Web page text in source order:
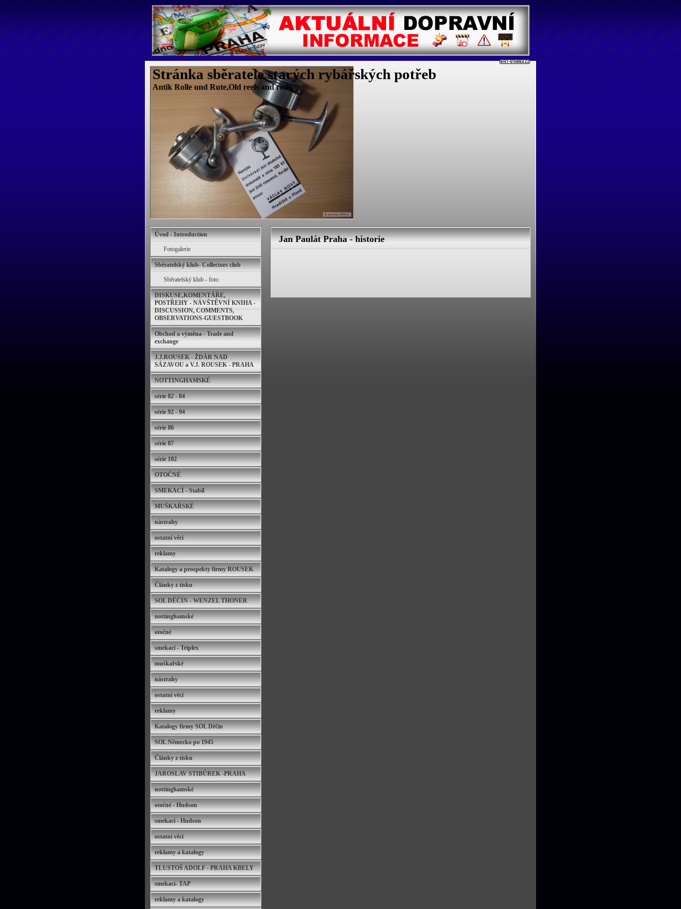
Stránka sběratele starých rybářských potřeb
Antik Rolle und Rute,Old reels and rods.
Jan Paulát Praha - historie
Úvod - Introduction
Fotogalerie
Sběratelský klub- Collectors club
Sběratelský klub - foto
DISKUSE,KOMENTÁŘE,
POSTŘEHY - NÁVŠTĚVNÍ KNIHA -
DISCUSSION, COMMENTS,
OBSERVATIONS-GUESTBOOK
Obchod a výměna - Trade and
exchange
J.J.ROUSEK - ŽDÁR NAD
SÁZAVOU a V.J. ROUSEK - PRAHA
NOTTINGHAMSKÉ
série 82 - 84
série 92 - 94
série 86
série 87
série 102
OTOČNÉ
SMEKACÍ - Stabil
MUŠKAŘSKÉ
nástrahy
ostatní věci
reklamy
Katalogy a prospekty firmy ROUSEK
Články z tisku
SOL DĚČÍN - WENZEL THONER
nottinghamské
otočné
smekací - Triplex
muškařské
nástrahy
ostatní věci
reklamy
Katalogy firmy SOL Děčín
SOL Německo po 1945
Články z tisku
JAROSLAV STIBŮREK -PRAHA
nottinghamské
otočné - Hudson
smekací - Hudson
ostatní věci
reklamy a katalogy
TLUSTOŠ ADOLF - PRAHA KBELY
smekací- TAP
reklamy a katalogy